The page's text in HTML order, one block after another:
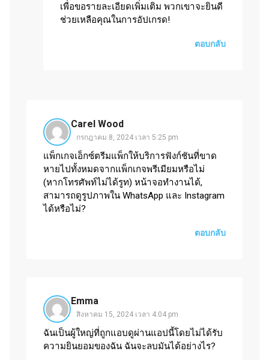
เพื่อขอรายละเอียดเพิ่มเติม พวกเขาจะยินดี
ช่วยเหลือคุณในการอัปเกรด!
ตอบกลับ
Carel Wood
กรกฎาคม 8, 2024 เวลา 5:25 pm
แพ็กเกจเอ็กซ์ตรีมแพ็กให้บริการฟังก์ชันที่ขาด
หายไปทั้งหมดจากแพ็กเกจพรีเมียมหรือไม่
(หากโทรศัพท์ไม่ได้รูท) หน้าจอทำงานได้,
สามารถดูรูปภาพใน WhatsApp และ Instagram
ได้หรือไม่?
ตอบกลับ
Emma
สิงหาคม 15, 2024 เวลา 4:04 pm
ฉันเป็นผู้ใหญ่ที่ถูกแอบดูผ่านแอปนี้โดยไม่ได้รับ
ความยินยอมของฉัน ฉันจะลบมันได้อย่างไร?